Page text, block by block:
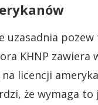
uzasadnia pozew
KHNP zawiera
licencji
że wymaga to